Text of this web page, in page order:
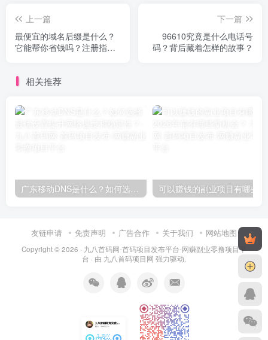
上一篇
最便宜的域名后缀是什么？
它能帮你省钱吗？注册指南
下一篇
96610究竟是什么电话号
码？背后藏着怎样的故事？
相关推荐
广东移动DNS是什么？如何选择最优设置提升网络速度和稳定性？
友链申请 免责声明 广告合作 关于我们 网站地图
Copyright © 2026 · 九八首码网-首码项目发布平台-网赚副业零撸项目平
台 · 由 九八首码项目网 强力驱动.